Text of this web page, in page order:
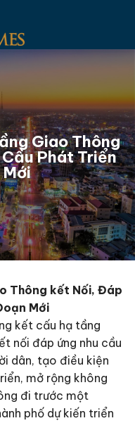
Giao Thông
Phát Triển
Thông kết Nối, Đáp
Mới
kết cấu hạ tầng
nối đáp ứng nhu cầu
dân, tạo điều kiện
mở rộng không
đi trước một
phố dự kiến triển